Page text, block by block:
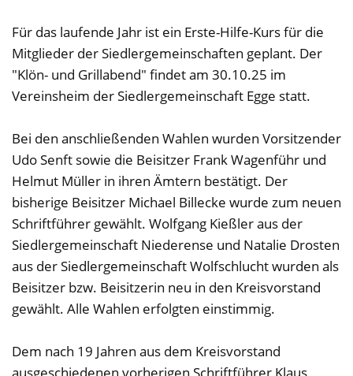
Für das laufende Jahr ist ein Erste-Hilfe-Kurs für die
Mitglieder der Siedlergemeinschaften geplant. Der
"Klön- und Grillabend" findet am 30.10.25 im
Vereinsheim der Siedlergemeinschaft Egge statt.
Bei den anschließenden Wahlen wurden Vorsitzender
Udo Senft sowie die Beisitzer Frank Wagenführ und
Helmut Müller in ihren Ämtern bestätigt. Der
bisherige Beisitzer Michael Billecke wurde zum neuen
Schriftführer gewählt. Wolfgang Kießler aus der
Siedlergemeinschaft Niederense und Natalie Drosten
aus der Siedlergemeinschaft Wolfschlucht wurden als
Beisitzer bzw. Beisitzerin neu in den Kreisvorstand
gewählt. Alle Wahlen erfolgten einstimmig.
Dem nach 19 Jahren aus dem Kreisvorstand